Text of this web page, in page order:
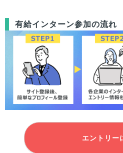
有給インターン参加の流れ
エントリー